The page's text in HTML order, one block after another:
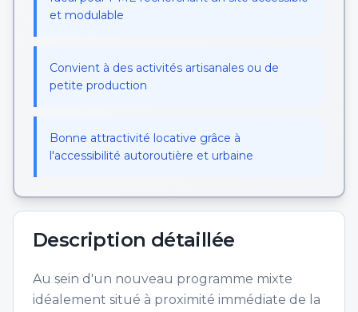
et modulable
Convient à des activités artisanales ou de
petite production
Bonne attractivité locative grâce à
l'accessibilité autoroutière et urbaine
Description détaillée
Au sein d'un nouveau programme mixte
idéalement situé à proximité immédiate de la